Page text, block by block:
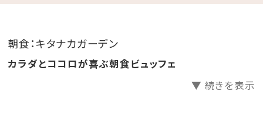
小学生添い寝無料、木育×無添加×サステナブルをテ
ーマにしたKIDSラウンジ利用無料、ホテル探検「びせい
ぶつスタンプラリー」、顕微鏡で小さな世界をのぞく
朝食：キタナカガーデン
カラダとココロが喜ぶ朝食ビュッフェ
▼ 続きを表示